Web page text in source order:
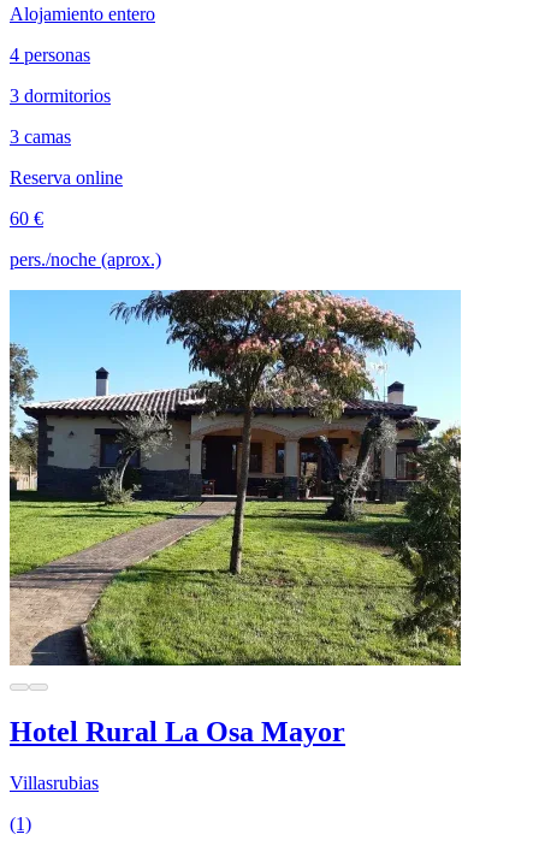
Alojamiento entero
4 personas
3 dormitorios
3 camas
Reserva online
60 €
pers./noche (aprox.)
Hotel Rural La Osa Mayor
Villasrubias
(1)